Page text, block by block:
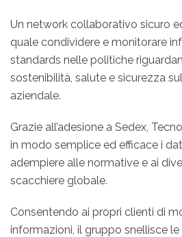
Un network collaborativo sicuro
quale condividere e monitorare
standards nelle politiche
sostenibilità, salute e sicurezza
aziendale.
Grazie all’adesione a Sedex,
in modo semplice ed efficace i
adempiere alle normative e ai
scacchiere globale.
Consentendo ai propri clienti di
informazioni, il gruppo snellisce